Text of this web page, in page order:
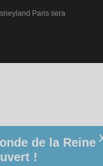
Paris sera
de la Reine
!